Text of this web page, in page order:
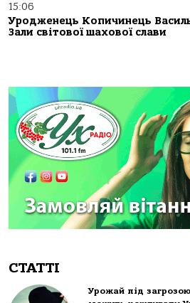
15:06
Уродженець Копичинець
Зали світової шахової слави
СТАТТІ
Урожай під